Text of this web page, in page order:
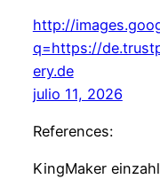
http://
q=https://
ery.de
julio 11, 2026
References:
KingMaker